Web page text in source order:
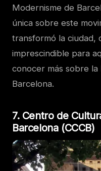
Modernisme de
única sobre este
transformó la ciudad,
imprescindible para
conocer más sobre
Barcelona.
7. Centro de
Barcelona (CCCB)